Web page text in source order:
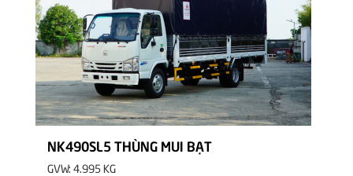
NK490SL5 THÙNG MUI BẠT
GVW: 4.995 KG